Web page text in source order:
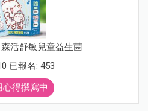
森活舒敏兒童益生菌
已報名: 453
心得撰寫中